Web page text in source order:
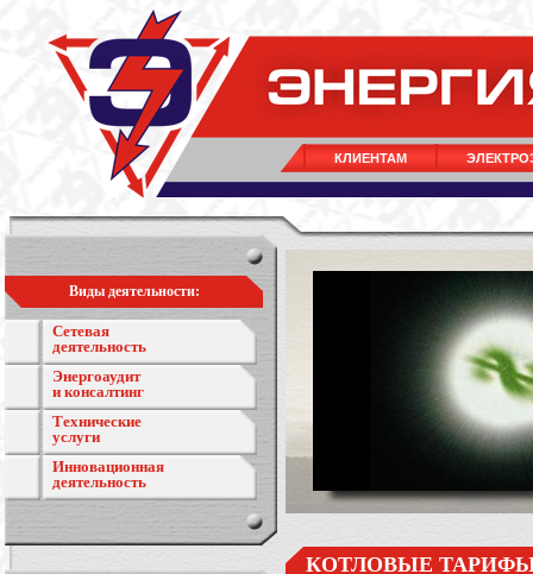
КЛИЕНТАМ
Виды деятельности:
Сетевая
деятельность
Энергоаудит
и консалтинг
Технические
услуги
Инновационная
деятельность
КОТЛОВЫЕ